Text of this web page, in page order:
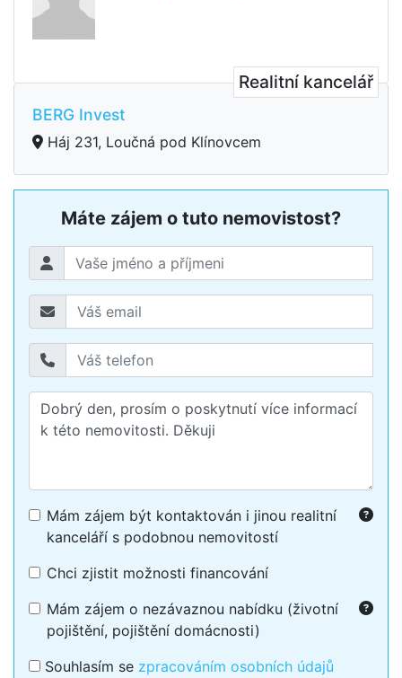
Realitní kancelář
BERG Invest
Háj 231, Loučná pod Klínovcem
Máte zájem o tuto nemovistost?
Mám zájem být kontaktován i jinou realitní
kanceláří s podobnou nemovitostí
Chci zjistit možnosti financování
Mám zájem o nezávaznou nabídku (životní
pojištění, pojištění domácnosti)
Souhlasím se zpracováním osobních údajů